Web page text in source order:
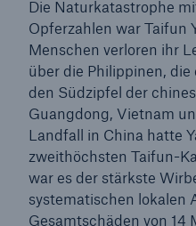
Die Naturkatastrophe
Opferzahlen war Taifun
Menschen verloren ihr
über die Philippinen,
den Südzipfel der
Guangdong, Vietnam
Landfall in China hatte
zweithöchsten Taifun-
war es der stärkste
systematischen lokalen
Gesamtschäden von 14